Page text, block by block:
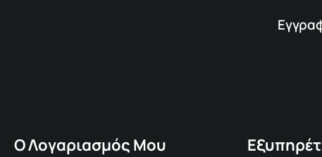
Ο Λογαριασμός Μου